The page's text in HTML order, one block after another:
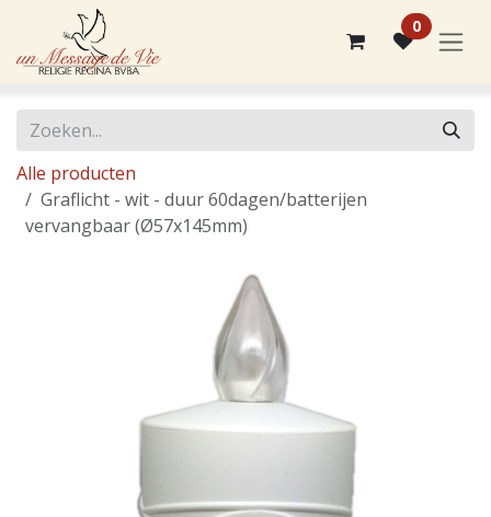
Overslaan naar inhoud
0
Alle producten
Graflicht - wit - duur 60dagen/batterijen
vervangbaar (Ø57x145mm)